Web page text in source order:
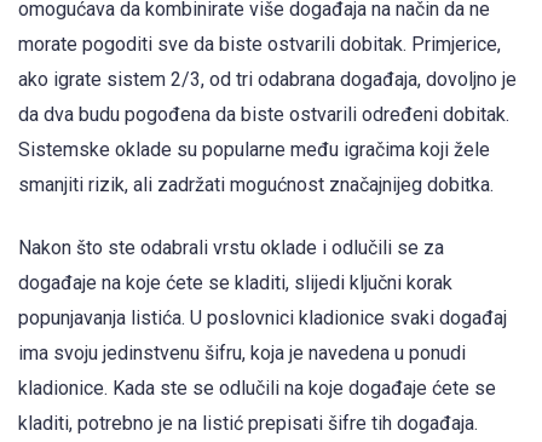
omogućava da kombinirate više događaja na način da ne
morate pogoditi sve da biste ostvarili dobitak. Primjerice,
ako igrate sistem 2/3, od tri odabrana događaja, dovoljno je
da dva budu pogođena da biste ostvarili određeni dobitak.
Sistemske oklade su popularne među igračima koji žele
smanjiti rizik, ali zadržati mogućnost značajnijeg dobitka.
Nakon što ste odabrali vrstu oklade i odlučili se za
događaje na koje ćete se kladiti, slijedi ključni korak
popunjavanja listića. U poslovnici kladionice svaki događaj
ima svoju jedinstvenu šifru, koja je navedena u ponudi
kladionice. Kada ste se odlučili na koje događaje ćete se
kladiti, potrebno je na listić prepisati šifre tih događaja.